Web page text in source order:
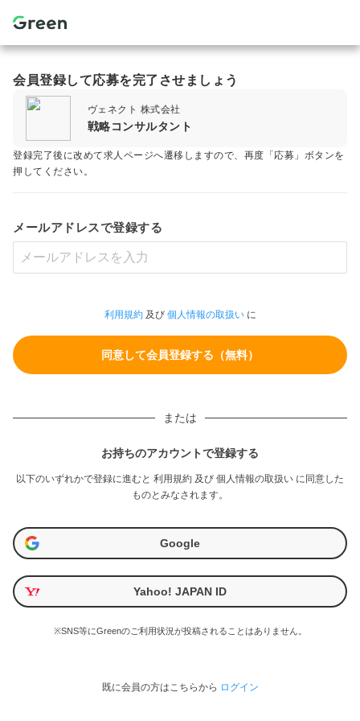
会員登録して応募を完了させましょう
ヴェネクト 株式会社
戦略コンサルタント
登録完了後に改めて求人ページへ遷移しますので、再度「応募」ボタンを
押してください。
メールアドレスで登録する
利用規約及び 個人情報の取扱いに
または
お持ちのアカウントで登録する
以下のいずれかで登録に進むと 利用規約 及び 個人情報の取扱い に同意した
ものとみなされます。
Google
Yahoo! JAPAN ID
※SNS等にGreenのご利用状況が投稿されることはありません。
既に会員の方はこちらから ログイン